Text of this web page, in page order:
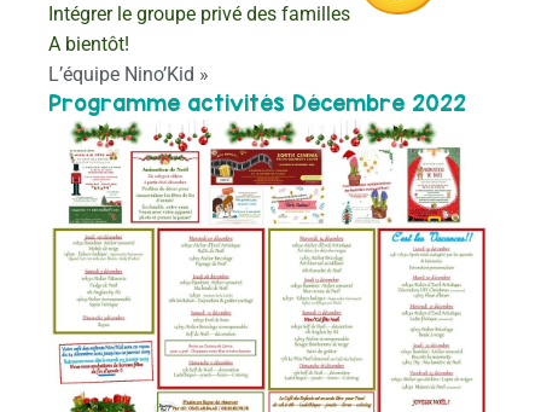
Intégrer le groupe privé des familles
A bientôt!
L’équipe Nino’Kid »
Programme activités Décembre 2022